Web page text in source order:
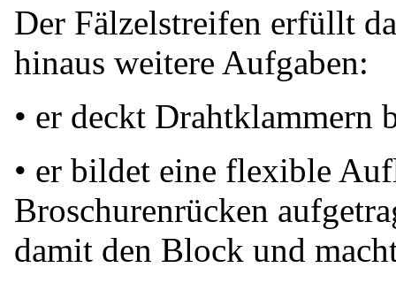
Der Fälzelstreifen erfüllt
hinaus weitere Aufgaben:
• er deckt Drahtklammern
• er bildet eine flexible
Broschurenrücken
damit den Block und